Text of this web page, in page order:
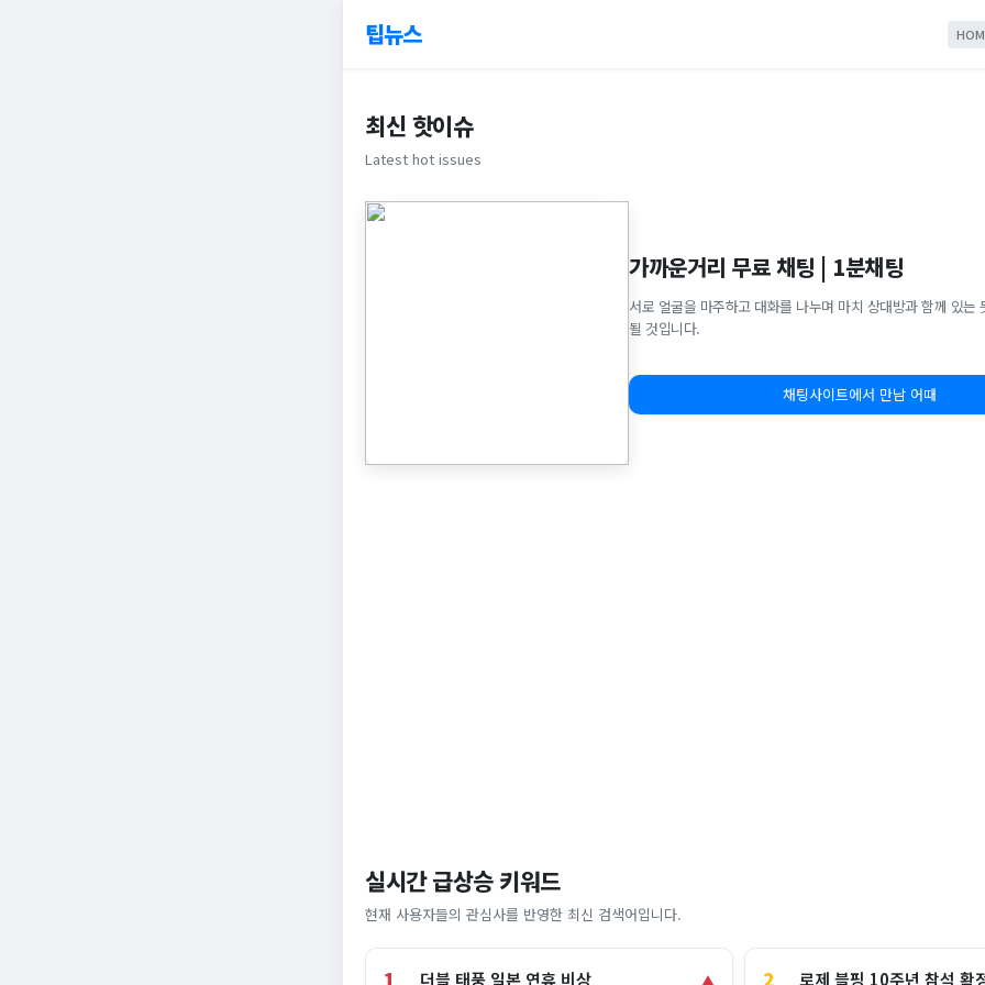
팁뉴스
최신 핫이슈
Latest hot issues
가까운거리 무료 채팅 | 1분채팅
서로 얼굴을 마주하고 대화를 나누며 마치 상대방과 함께 있는
될 것입니다.
채팅사이트에서 만남 어때
실시간 급상승 키워드
현재 사용자들의 관심사를 반영한 최신 검색어입니다.
더블 태풍 일본 연휴 비상 ▲ 2 로제 블핑 10주년 참석 확